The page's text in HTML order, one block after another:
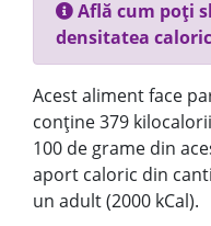
Află cum poți
densitatea
Acest aliment face
conține 379
100 de grame din
aport caloric din
un adult (2000 kCal).